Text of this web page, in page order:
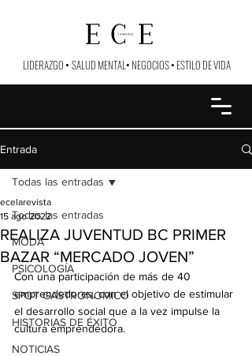
LIDERAZGO • SALUD MENTAL• NEGOCIOS• ESTILO DE VIDA
Entrada
Todas las entradas
MODA
PSICOLOGÍA
SPOT GASTRONOMICO
HISTORIAS DE ÉXITO
NOTICIAS
Todas las entradas
REALIZA JUVENTUD BC PRIMER
BAZAR “MERCADO JOVEN”
ecelarevista
15 ago 2022
Con una participación de más de 40
emprendedores, con el objetivo de estimular
el desarrollo social que a la vez impulse la
cultura emprendedora.